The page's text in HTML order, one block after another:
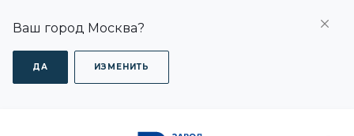
Ваш город Москва?
ДА ИЗМЕНИТЬ